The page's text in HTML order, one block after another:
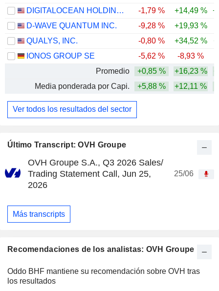
Último Transcript: OVH Groupe
OVH Groupe S.A., Q3 2026 Sales/
Trading Statement Call, Jun 25,
2026
25/06
Más transcripts
Recomendaciones de los analistas: OVH Groupe
Oddo BHF mantiene su recomendación sobre OVH tras
los resultados
DIGITALOCEAN HOLDINGS, INC.
-1,79 % +14,49 %
D-WAVE QUANTUM INC.
-9,28 % +19,93 %
QUALYS, INC.
-0,80 % +34,52 %
IONOS GROUP SE
-5,62 % -8,93 %
Promedio
+0,85 % +16,23 %
Media ponderada por Capi.
+5,88 % +12,11 %
Ver todos los resultados del sector